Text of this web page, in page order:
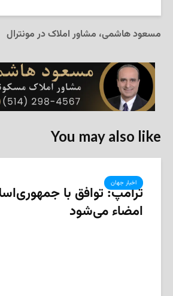
مسعود هاشمی، مشاور املاک در مونترال
You may also like
اخبار جهان
ترامپ: توافق با
امضاء می‌شود